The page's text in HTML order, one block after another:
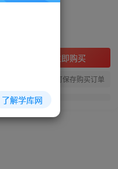
立即购买
建议登陆后购买，可保存购买订单
了解学库网